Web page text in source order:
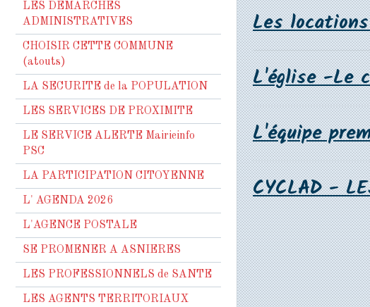
Les
L'église -Le
L'équipe
CYCLAD -
LES DEMARCHES
ADMINISTRATIVES
CHOISIR CETTE COMMUNE
(atouts)
LA SECURITE de la POPULATION
LES SERVICES DE PROXIMITE
LE SERVICE ALERTE Mairieinfo
PSC
LA PARTICIPATION CITOYENNE
L' AGENDA 2026
L'AGENCE POSTALE
SE PROMENER A ASNIERES
LES PROFESSIONNELS de SANTE
LES AGENTS TERRITORIAUX